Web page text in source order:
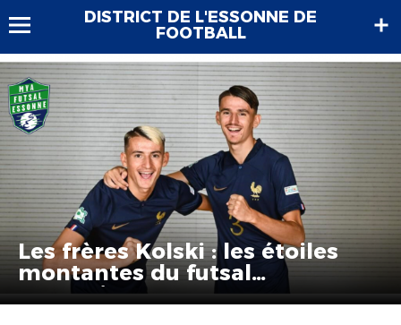
DISTRICT DE L'ESSONNE DE
FOOTBALL
Les frères Kolski : les étoiles
montantes du futsal
essonnien…